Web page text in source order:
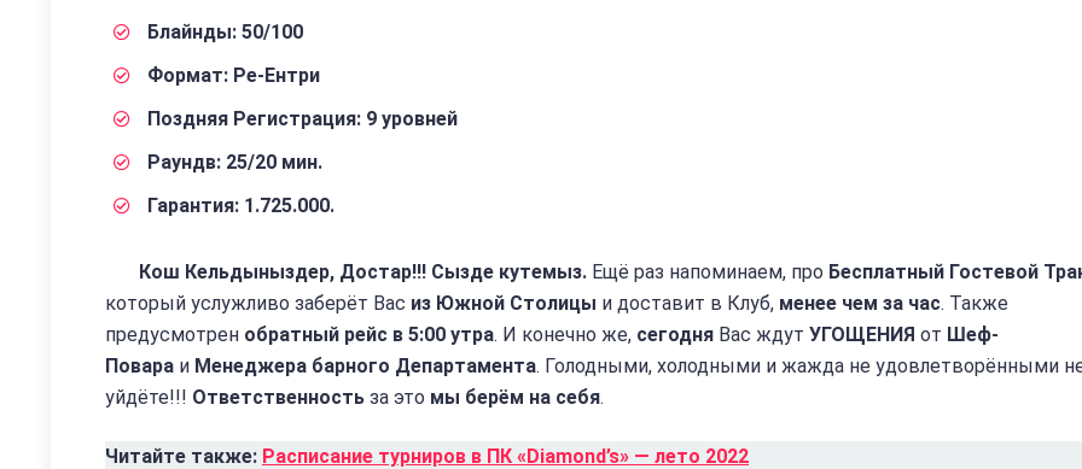
Блайнды: 50/100
Формат: Ре-Ентри
Поздняя Регистрация: 9 уровней
Раундв: 25/20 мин.
Гарантия: 1.725.000.
Кош Кельдыныздер, Достар!!! Сызде кутемыз. Ещё раз напоминаем, про Бесплатный Гостевой
который услужливо заберёт Вас из Южной Столицы и доставит в Клуб, менее чем за час. Также
предусмотрен обратный рейс в 5:00 утра. И конечно же, сегодня Вас ждут УГОЩЕНИЯ от Шеф-
Повара и Менеджера барного Департамента. Голодными, холодными и жажда не удовлетворёнными
уйдёте!!! Ответственность за это мы берём на себя.
Читайте также: Расписание турниров в ПК «Diamond’s» — лето 2022